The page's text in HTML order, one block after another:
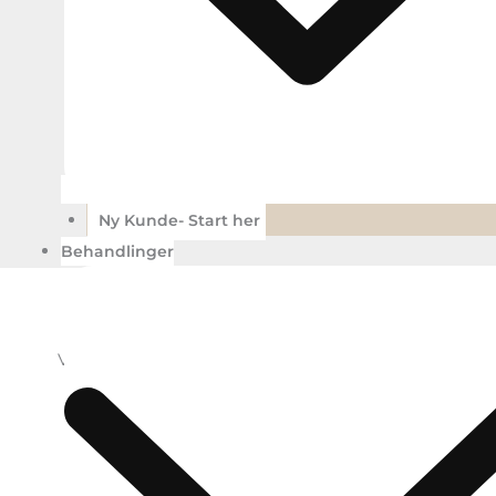
Ny Kunde- Start her
Behandlinger
Viser 1 resultat
Add to Wishlist